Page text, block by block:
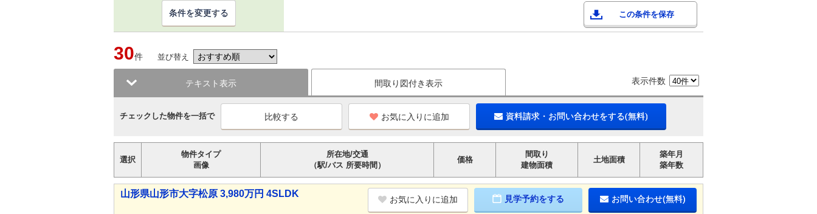
この条件を保存
条件を変更する
30件 並び替え
テキスト表示 間取り図付き表示 表示件数
チェックした物件を一括で お気に入りに追加 資料請求・お問い合わせをする(無料)
選択
物件タイプ
画像
所在地/交通
（駅/バス 所要時間）
価格
間取り
建物面積
土地面積
築年月
築年数
山形県山形市大字松原 3,980万円 4SLDK
お気に入りに追加 見学予約をする お問い合わせ(無料)